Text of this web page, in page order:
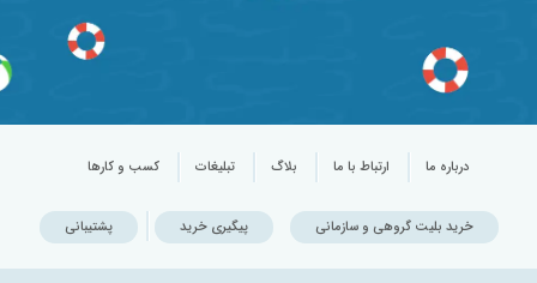
درباره ما ارتباط با ما بلاگ تبلیغات کسب و کارها
خرید بلیت گروهی و سازمانی پیگیری خرید پشتیبانی